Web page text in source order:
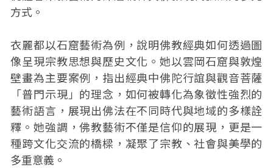
方式。
衣麗都以石窟藝術為例，說明佛教經典如何透過圖
像呈現宗教思想與歷史文化。她以雲岡石窟與敦煌
壁畫為主要案例，指出經典中佛陀行誼與觀音菩薩
「普門示現」的理念，如何被轉化為象徵性強烈的
藝術語言，展現出佛法在不同時代與地域的多樣詮
釋。她強調，佛教藝術不僅是信仰的展現，更是一
種跨文化交流的橋樑，凝聚了宗教、社會與美學的
多重意義。